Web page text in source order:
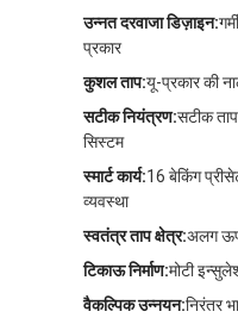
उन्नत दरवाजा डिज़ाइन:
प्रकार
कुशल ताप:यू-प्रकार की
सटीक नियंत्रण:सटीक
सिस्टम
स्मार्ट कार्य:16 बेकिंग
व्यवस्था
स्वतंत्र ताप क्षेत्र:अलग
टिकाऊ निर्माण:मोटी
वैकल्पिक उन्नयन:निरंतर